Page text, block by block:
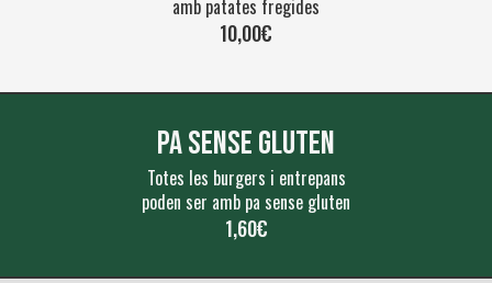
amb patates fregides
10,00€
Pa sense gluten
Totes les burgers i entrepans
poden ser amb pa sense gluten
1,60€